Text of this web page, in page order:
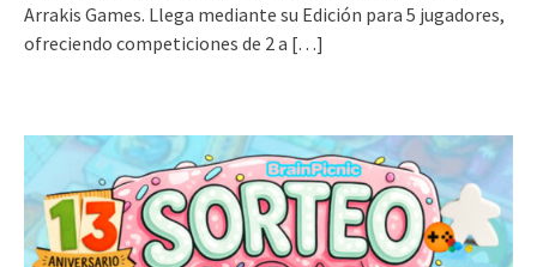
Arrakis Games. Llega mediante su Edición para 5 jugadores,
ofreciendo competiciones de 2 a […]